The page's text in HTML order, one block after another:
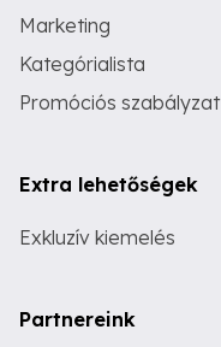
Marketing
Kategórialista
Promóciós szabályzat
Extra lehetőségek
Exkluzív kiemelés
Partnereink